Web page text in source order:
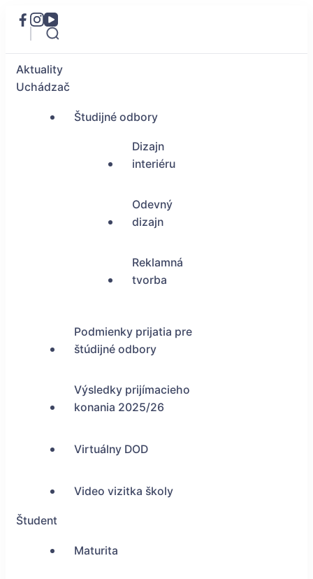
Aktuality
Uchádzač
Študijné odbory
Dizajn
interiéru
Odevný
dizajn
Reklamná
tvorba
Podmienky prijatia pre
štúdijné odbory
Výsledky prijímacieho
konania 2025/26
Virtuálny DOD
Video vizitka školy
Študent
Maturita